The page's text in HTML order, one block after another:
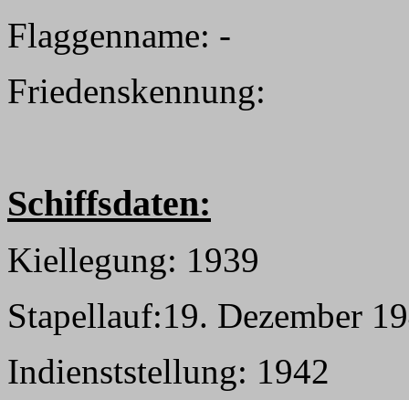
Flaggenname: -
Friedenskennung:
Schiffsdaten:
Kiellegung: 1939
Stapellauf:19. Dezember
Indienststellung: 1942